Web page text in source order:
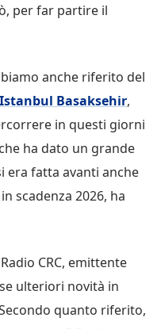
per far partire il
anche riferito del
Basaksehir,
in questi giorni
ha dato un grande
era fatta avanti anche
scadenza 2026, ha
CRC, emittente
ulteriori novità in
quanto riferito,